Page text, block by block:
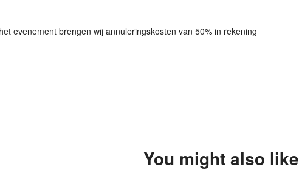
evenement brengen wij annuleringskosten van 50% in rekening
You might also like